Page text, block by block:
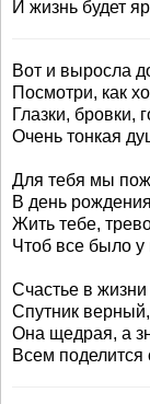
И жизнь будет
Вот и выросла
Посмотри, как
Глазки, бровки,
Очень тонкая
Для тебя мы
В день
Жить тебе,
Чтоб все было у
Счастье в жизни
Спутник
Она щедрая, а
Всем поделится